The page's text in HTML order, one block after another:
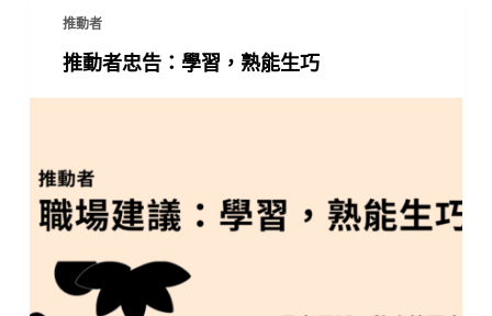
推動者
推動者忠告：學習，熟能生巧